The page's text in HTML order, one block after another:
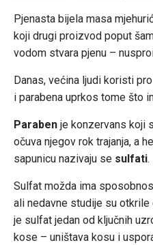
Pjenasta bijela masa
koji drugi proizvod poput
vodom stvara pjenu –
Danas, većina ljudi koristi
i parabena uprkos tome što
Paraben je konzervans koji
očuva njegov rok trajanja, a
sapunicu nazivaju se sulfati.
Sulfat možda ima
ali nedavne studije su otkrile
je sulfat jedan od ključnih
kose – uništava kosu i